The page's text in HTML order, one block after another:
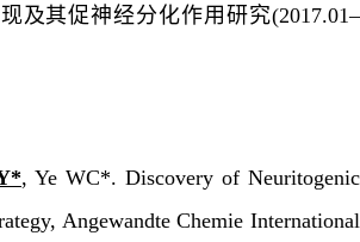
及其促神经分化作用研究(2017.01–
, Ye WC*. Discovery of Neuritogenic
Angewandte Chemie International